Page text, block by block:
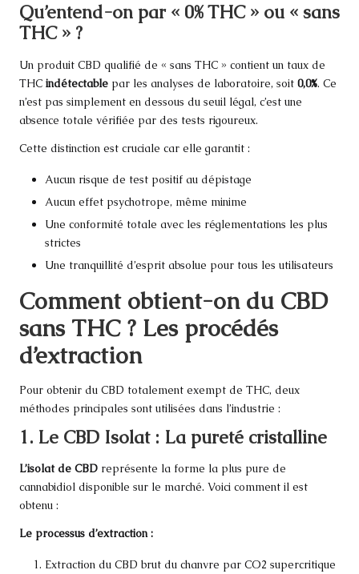
Qu’entend-on par « 0% THC » ou « sans
THC » ?
Un produit CBD qualifié de « sans THC » contient un taux de
THC indétectable par les analyses de laboratoire, soit 0,0%. Ce
n’est pas simplement en dessous du seuil légal, c’est une
absence totale vérifiée par des tests rigoureux.
Cette distinction est cruciale car elle garantit :
Aucun risque de test positif au dépistage
Aucun effet psychotrope, même minime
Une conformité totale avec les réglementations les plus
strictes
Une tranquillité d’esprit absolue pour tous les utilisateurs
Comment obtient-on du CBD
sans THC ? Les procédés
d’extraction
Pour obtenir du CBD totalement exempt de THC, deux
méthodes principales sont utilisées dans l’industrie :
1. Le CBD Isolat : La pureté cristalline
L’isolat de CBD représente la forme la plus pure de
cannabidiol disponible sur le marché. Voici comment il est
obtenu :
Le processus d’extraction :
Extraction du CBD brut du chanvre par CO2 supercritique